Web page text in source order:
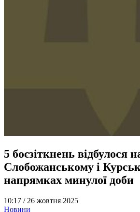
5 боєзіткнень відбулося
Слобожанському і
напрямках минулої доби
10:17 / 26 жовтня 2025
Новини